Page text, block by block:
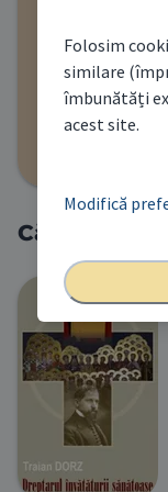
Cărți similare
Folosim
similare
îmbunătăți
acest site.
Modifică